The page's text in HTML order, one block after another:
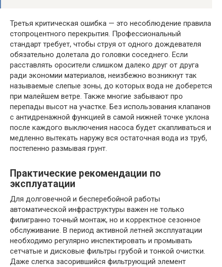
Третья критическая ошибка — это несоблюдение правила
стопроцентного перекрытия. Профессиональный
стандарт требует, чтобы струя от одного дождевателя
обязательно долетала до головки соседнего. Если
расставлять оросители слишком далеко друг от друга
ради экономии материалов, неизбежно возникнут так
называемые слепые зоны, до которых вода не доберется
при малейшем ветре. Также многие забывают про
перепады высот на участке. Без использования клапанов
с антидренажной функцией в самой нижней точке уклона
после каждого выключения насоса будет скапливаться и
медленно вытекать наружу вся остаточная вода из труб,
постепенно размывая грунт.
Практические рекомендации по
эксплуатации
Для долговечной и бесперебойной работы
автоматической инфраструктуры важен не только
филигранно точный монтаж, но и корректное сезонное
обслуживание. В период активной летней эксплуатации
необходимо регулярно инспектировать и промывать
сетчатые и дисковые фильтры грубой и тонкой очистки.
Даже слегка засорившийся фильтрующий элемент